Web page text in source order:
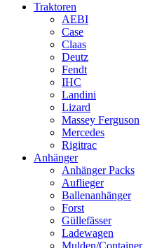
Traktoren
AEBI
Case
Claas
Deutz
Fendt
IHC
Landini
Lizard
Massey Ferguson
Mercedes
Rigitrac
Anhänger
Anhänger Packs
Auflieger
Ballenanhänger
Forst
Güllefässer
Ladewagen
Mulden/Container